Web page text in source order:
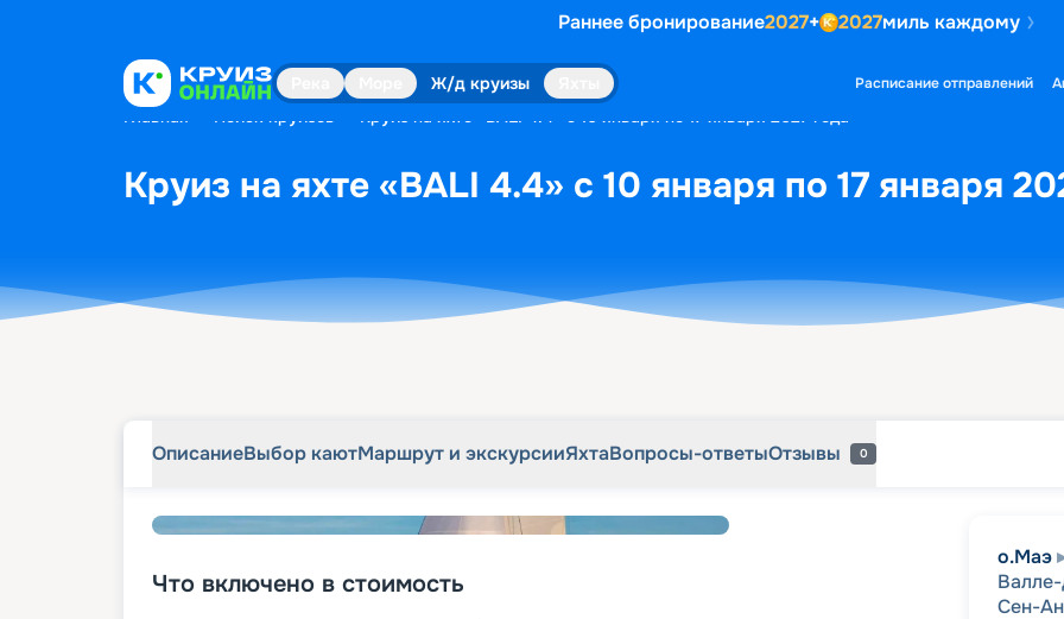
Раннее бронирование2027+ 2027миль каждому
Ж/д круизы Расписание отправлений
Главная Поиск круизов Круиз на яхте «BALI 4.4» с 10 января по 17 января 2027 года
Круиз на яхте «BALI 4.4» с 10 января по 17 января
ОписаниеВыбор каютМаршрут и экскурсииЯхтаВопросы-ответыОтзывы 0
Что включено в стоимость
о.Маэ
Сен-